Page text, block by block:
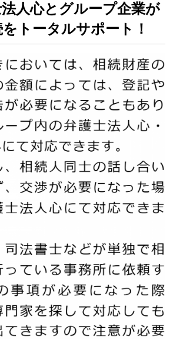
人心とグループ企業が
トータルサポート！